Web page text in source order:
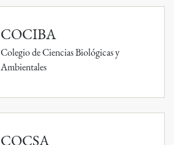
COCIBA
Colegio de Ciencias Biológicas y
Ambientales
COCSA